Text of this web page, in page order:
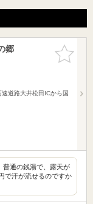
お気に入
りに追加
郷
道路大井松田ICから国
普通の銭湯で、露天が
で汗が流せるのですか